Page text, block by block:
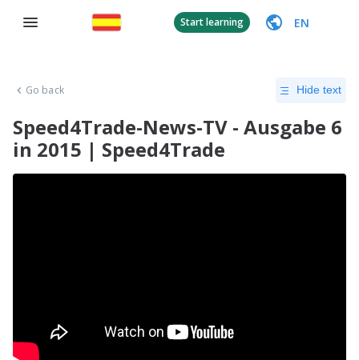
Start learning EN
Go back Hide text
Speed4Trade-News-TV - Ausgabe 6
in 2015 | Speed4Trade